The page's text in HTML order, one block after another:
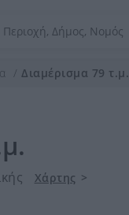
Διαμέρισμα 79 τ.μ.
Χάρτης >